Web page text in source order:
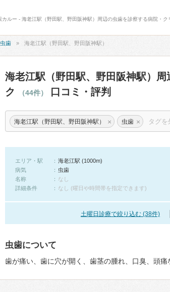
虫歯 海老江駅（野田駅、野田阪神駅）
海老江駅（野田駅、野田阪神駅）
ク
（44件） 口コミ・評判
海老江駅（野田駅、野田阪神駅） × 虫歯 ×
エリア・駅
海老江駅 (1000m)
病気
虫歯
名称
なし
詳細条件
なし (曜日や時間帯を指定できます)
土曜日診療で絞り込む (38件)
虫歯について
歯が痛い、歯に穴が開く、歯茎の腫れ、口臭、頭痛